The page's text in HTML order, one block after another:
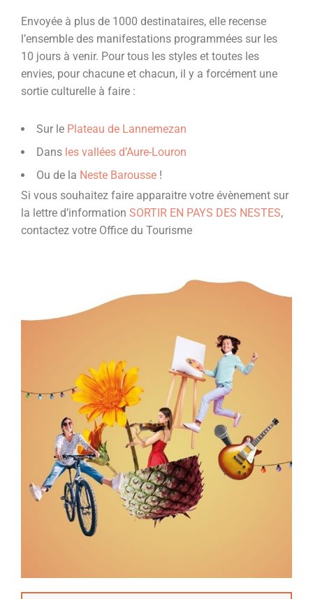
Envoyée à plus de 1000 destinataires, elle recense
l’ensemble des manifestations programmées sur les
10 jours à venir. Pour tous les styles et toutes les
envies, pour chacune et chacun, il y a forcément une
sortie culturelle à faire :
Sur le Plateau de Lannemezan
Dans les vallées d’Aure-Louron
Ou de la Neste Barousse !
Si vous souhaitez faire apparaitre votre évènement sur
la lettre d’information SORTIR EN PAYS DES NESTES,
contactez votre Office du Tourisme